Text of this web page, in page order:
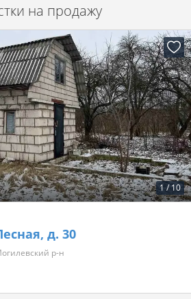
на продажу
1 / 10
д. 30
р-н